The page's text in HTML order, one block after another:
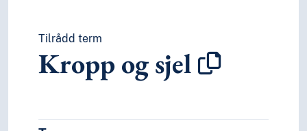
Sofisme
Teorem
Teser
Tilrådd term
Kropp og sjel